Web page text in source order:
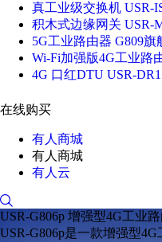
真工业级交换机 USR-
积木式边缘网关 USR-
5G工业路由器 G809旗
Wi-Fi加强版4G工业路
4G 口红DTU USR-
在线购买
有人商城
有人商城
有人云
USR-G806p 增强型4G工业
USR-G806p是一款增强型